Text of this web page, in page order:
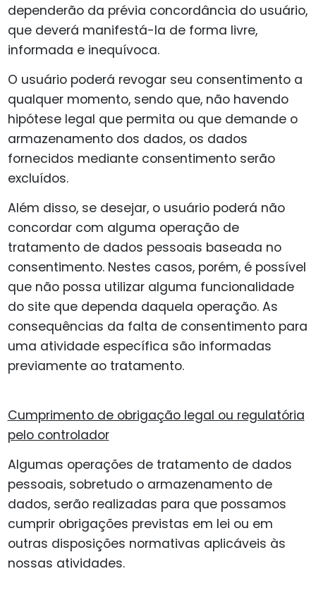
dependerão da prévia concordância do usuário,
que deverá manifestá-la de forma livre,
informada e inequívoca.
O usuário poderá revogar seu consentimento a
qualquer momento, sendo que, não havendo
hipótese legal que permita ou que demande o
armazenamento dos dados, os dados
fornecidos mediante consentimento serão
excluídos.
Além disso, se desejar, o usuário poderá não
concordar com alguma operação de
tratamento de dados pessoais baseada no
consentimento. Nestes casos, porém, é possível
que não possa utilizar alguma funcionalidade
do site que dependa daquela operação. As
consequências da falta de consentimento para
uma atividade específica são informadas
previamente ao tratamento.
Cumprimento de obrigação legal ou regulatória
pelo controlador
Algumas operações de tratamento de dados
pessoais, sobretudo o armazenamento de
dados, serão realizadas para que possamos
cumprir obrigações previstas em lei ou em
outras disposições normativas aplicáveis às
nossas atividades.